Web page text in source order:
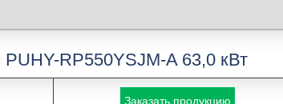
RP550YSJM-A 63,0 кВт
Заказать продукцию